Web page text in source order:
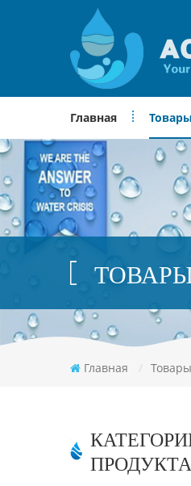
Главная Товары
Главная / Товары
ПРОДУКТА